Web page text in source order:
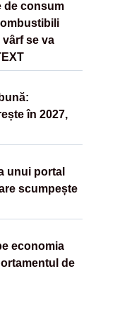
de consum
se va
în 2027,
unui portal
scumpește
economia
de